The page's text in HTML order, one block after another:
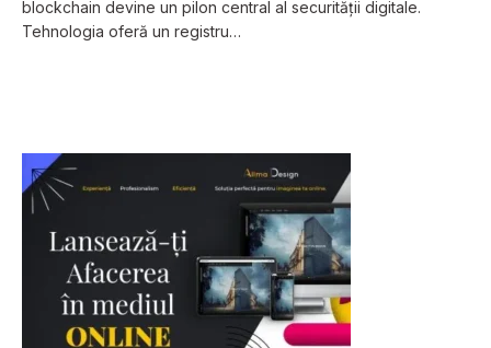
blockchain devine un pilon central al securității digitale.
Tehnologia oferă un registru…